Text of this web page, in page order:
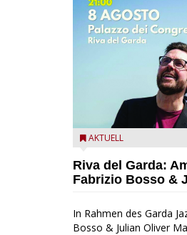
Fabrizio Bosso &
AKTUELL
Riva del Garda:
Fabrizio Bosso &
In Rahmen des Garda
Bosso & Julian Oliver